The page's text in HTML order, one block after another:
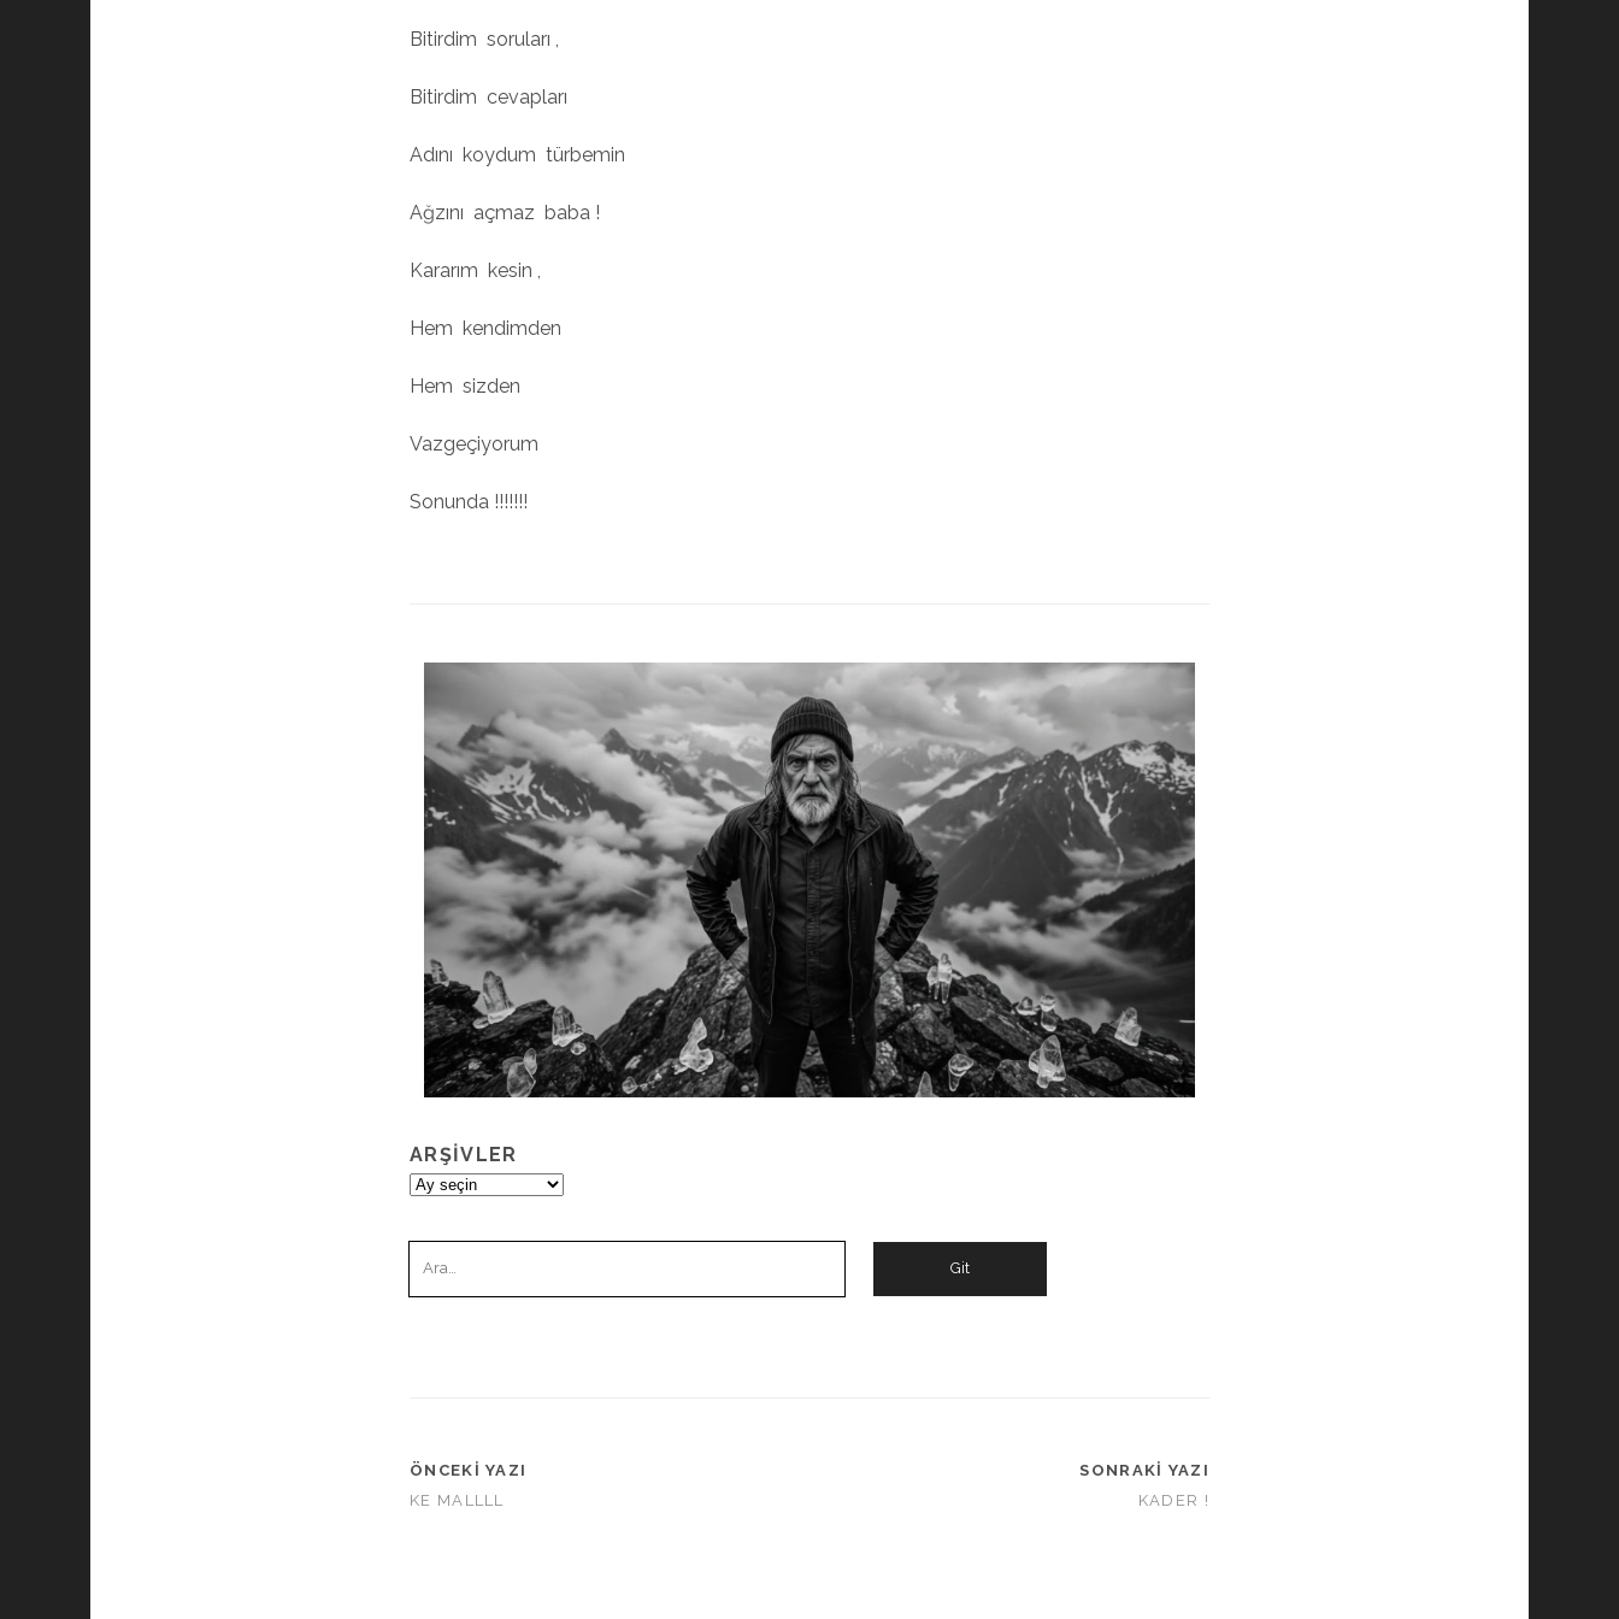
Bitirdim soruları ,
Bitirdim cevapları
Adını koydum türbemin
Ağzını açmaz baba !
Kararım kesin ,
Hem kendimden
Hem sizden
Vazgeçiyorum
Sonunda !!!!!!!
ARŞIVLER
Arşivler
ÖNCEKI YAZI
KE MALLLL
SONRAKI YAZI
KADER !